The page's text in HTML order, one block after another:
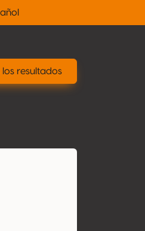
los resultados